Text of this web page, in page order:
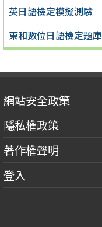
英日語檢定模擬測驗
東和數位日語檢定題庫
網站安全政策
隱私權政策
著作權聲明
登入